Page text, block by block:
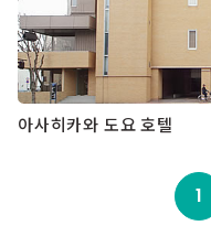
아사히카와 도요 호텔
1